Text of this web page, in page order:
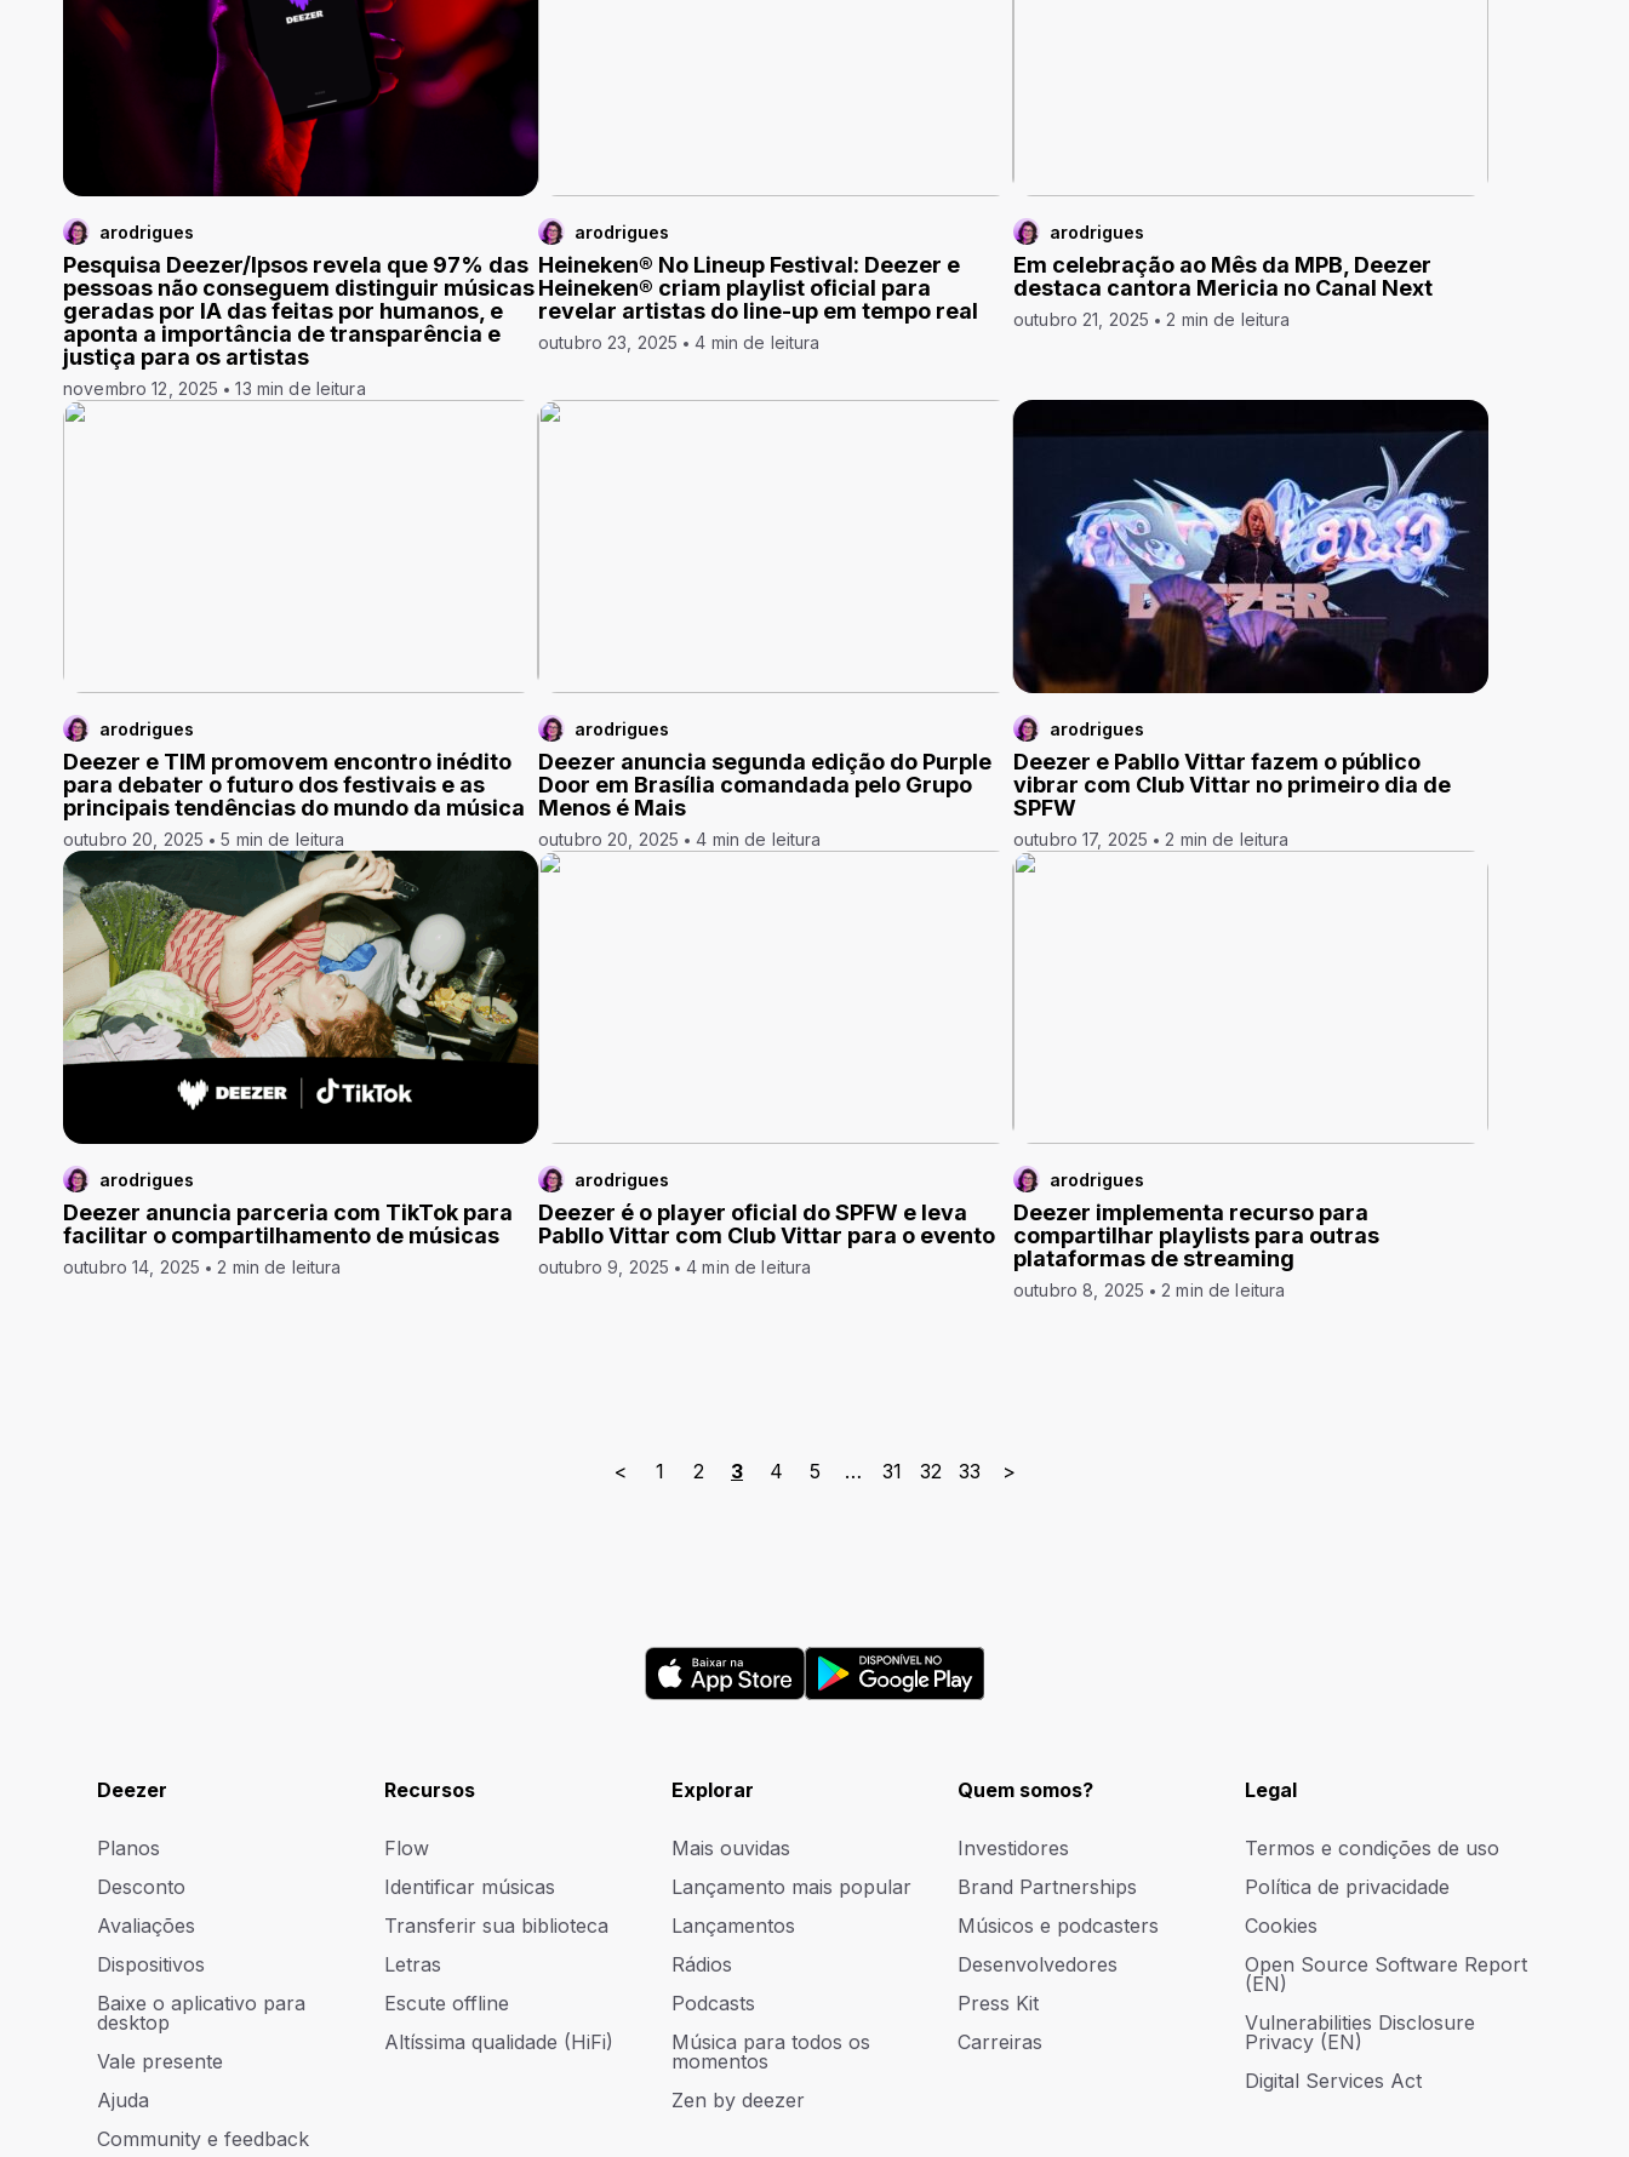
arodrigues
Pesquisa Deezer/Ipsos revela que 97% das
pessoas não conseguem distinguir músicas
geradas por IA das feitas por humanos, e
aponta a importância de transparência e
justiça para os artistas
novembro 12, 2025 13 min de leitura
arodrigues
Heineken® No Lineup Festival: Deezer e
Heineken® criam playlist oficial para
revelar artistas do line-up em tempo real
outubro 23, 2025 4 min de leitura
arodrigues
Em celebração ao Mês da MPB, Deezer
destaca cantora Mericia no Canal Next
outubro 21, 2025 2 min de leitura
arodrigues
Deezer e TIM promovem encontro inédito
para debater o futuro dos festivais e as
principais tendências do mundo da música
outubro 20, 2025 5 min de leitura
arodrigues
Deezer anuncia segunda edição do Purple
Door em Brasília comandada pelo Grupo
Menos é Mais
outubro 20, 2025 4 min de leitura
arodrigues
Deezer e Pabllo Vittar fazem o público
vibrar com Club Vittar no primeiro dia de
SPFW
outubro 17, 2025 2 min de leitura
arodrigues
Deezer anuncia parceria com TikTok para
facilitar o compartilhamento de músicas
outubro 14, 2025 2 min de leitura
arodrigues
Deezer é o player oficial do SPFW e leva
Pabllo Vittar com Club Vittar para o evento
outubro 9, 2025 4 min de leitura
arodrigues
Deezer implementa recurso para
compartilhar playlists para outras
plataformas de streaming
outubro 8, 2025 2 min de leitura
< 1 2 3 4 5 … 31 32 33 >
Deezer
Planos
Desconto
Avaliações
Dispositivos
Baixe o aplicativo para
desktop
Vale presente
Ajuda
Community e feedback
Recursos
Flow
Identificar músicas
Transferir sua biblioteca
Letras
Escute offline
Altíssima qualidade (HiFi)
Explorar
Mais ouvidas
Lançamento mais popular
Lançamentos
Rádios
Podcasts
Música para todos os
momentos
Zen by deezer
Quem somos?
Investidores
Brand Partnerships
Músicos e podcasters
Desenvolvedores
Press Kit
Carreiras
Legal
Termos e condições de uso
Política de privacidade
Cookies
Open Source Software Report
(EN)
Vulnerabilities Disclosure
Privacy (EN)
Digital Services Act